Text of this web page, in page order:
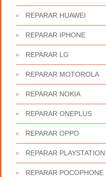
REPARAR HUAWEI
REPARAR IPHONE
REPARAR LG
REPARAR MOTOROLA
REPARAR NOKIA
REPARAR ONEPLUS
REPARAR OPPO
REPARAR PLAYSTATION
REPARAR POCOPHONE